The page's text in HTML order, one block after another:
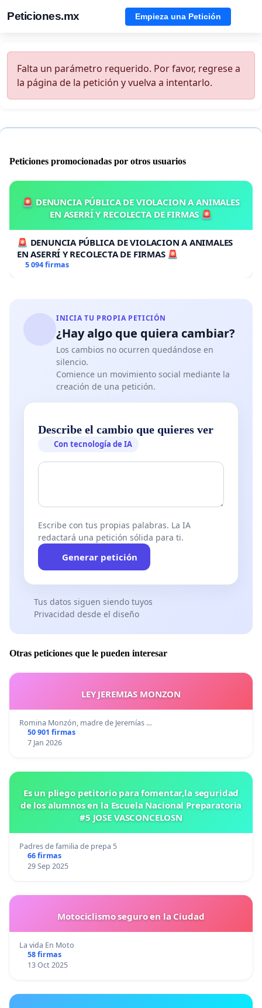
Peticiones.mx Empieza una Petición
Falta un parámetro requerido. Por favor, regrese a
la página de la petición y vuelva a intentarlo.
Peticiones promocionadas por otros usuarios
🚨 DENUNCIA PÚBLICA DE VIOLACION A ANIMALES
EN ASERRÍ Y RECOLECTA DE FIRMAS 🚨
🚨 DENUNCIA PÚBLICA DE VIOLACION A ANIMALES
EN ASERRÍ Y RECOLECTA DE FIRMAS 🚨
5 094 firmas
INICIA TU PROPIA PETICIÓN
¿Hay algo que quiera cambiar?
Los cambios no ocurren quedándose en
silencio.
Comience un movimiento social mediante la
creación de una petición.
Describe el cambio que quieres ver
Con tecnología de IA
Escribe con tus propias palabras. La IA
redactará una petición sólida para ti.
Generar petición
Tus datos siguen siendo tuyos
Privacidad desde el diseño
Otras peticiones que le pueden interesar
LEY JEREMIAS MONZON
Romina Monzón, madre de Jeremías …
50 901 firmas
7 Jan 2026
Es un pliego petitorio para fomentar,la seguridad
de los alumnos en la Escuela Nacional Preparatoria
#5 JOSE VASCONCELOSN
Padres de familia de prepa 5
66 firmas
29 Sep 2025
Motociclismo seguro en la Ciudad
La vida En Moto
58 firmas
13 Oct 2025